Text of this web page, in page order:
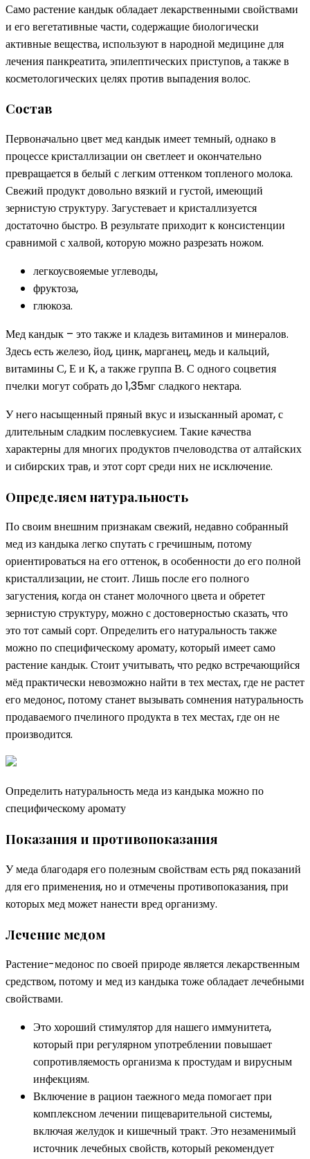
Само растение кандык обладает лекарственными свойствами
и его вегетативные части, содержащие биологически
активные вещества, используют в народной медицине для
лечения панкреатита, эпилептических приступов, а также в
косметологических целях против выпадения волос.
Состав
Первоначально цвет мед кандык имеет темный, однако в
процессе кристаллизации он светлеет и окончательно
превращается в белый с легким оттенком топленого молока.
Свежий продукт довольно вязкий и густой, имеющий
зернистую структуру. Загустевает и кристаллизуется
достаточно быстро. В результате приходит к консистенции
сравнимой с халвой, которую можно разрезать ножом.
легкоусвояемые углеводы,
фруктоза,
глюкоза.
Мед кандык – это также и кладезь витаминов и минералов.
Здесь есть железо, йод, цинк, марганец, медь и кальций,
витамины С, Е и К, а также группа В. С одного соцветия
пчелки могут собрать до 1,35мг сладкого нектара.
У него насыщенный пряный вкус и изысканный аромат, с
длительным сладким послевкусием. Такие качества
характерны для многих продуктов пчеловодства от алтайских
и сибирских трав, и этот сорт среди них не исключение.
Определяем натуральность
По своим внешним признакам свежий, недавно собранный
мед из кандыка легко спутать с гречишным, потому
ориентироваться на его оттенок, в особенности до его полной
кристаллизации, не стоит. Лишь после его полного
загустения, когда он станет молочного цвета и обретет
зернистую структуру, можно с достоверностью сказать, что
это тот самый сорт. Определить его натуральность также
можно по специфическому аромату, который имеет само
растение кандык. Стоит учитывать, что редко встречающийся
мёд практически невозможно найти в тех местах, где не растет
его медонос, потому станет вызывать сомнения натуральность
продаваемого пчелиного продукта в тех местах, где он не
производится.
Определить натуральность меда из кандыка можно по
специфическому аромату
Показания и противопоказания
У меда благодаря его полезным свойствам есть ряд показаний
для его применения, но и отмечены противопоказания, при
которых мед может нанести вред организму.
Лечение медом
Растение-медонос по своей природе является лекарственным
средством, потому и мед из кандыка тоже обладает лечебными
свойствами.
Это хороший стимулятор для нашего иммунитета,
который при регулярном употреблении повышает
сопротивляемость организма к простудам и вирусным
инфекциям.
Включение в рацион таежного меда помогает при
комплексном лечении пищеварительной системы,
включая желудок и кишечный тракт. Это незаменимый
источник лечебных свойств, который рекомендует